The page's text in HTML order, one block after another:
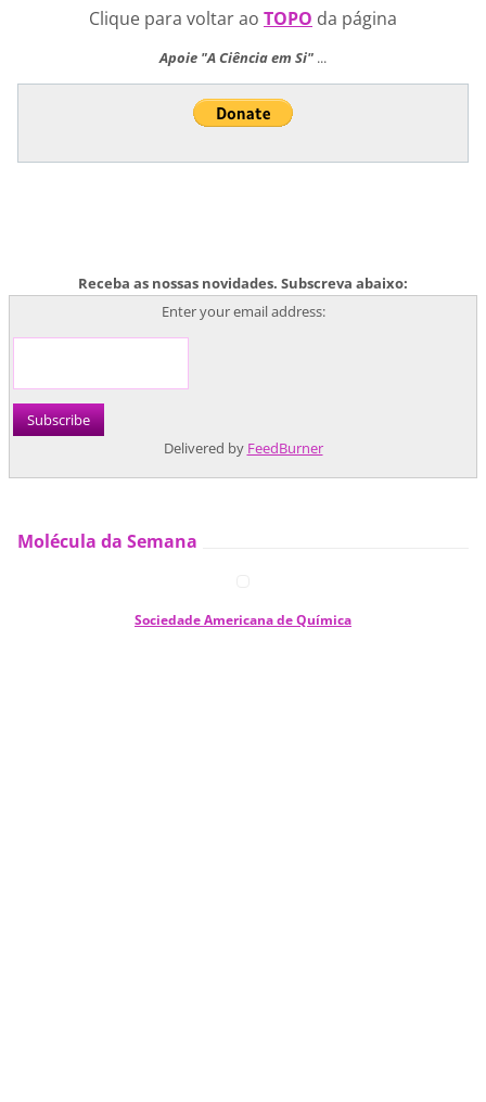
Clique para voltar ao TOPO da página
Apoie "A Ciência em Si" ...
Receba as nossas novidades. Subscreva abaixo:
Enter your email address:
Delivered by FeedBurner
Molécula da Semana
Sociedade Americana de Química